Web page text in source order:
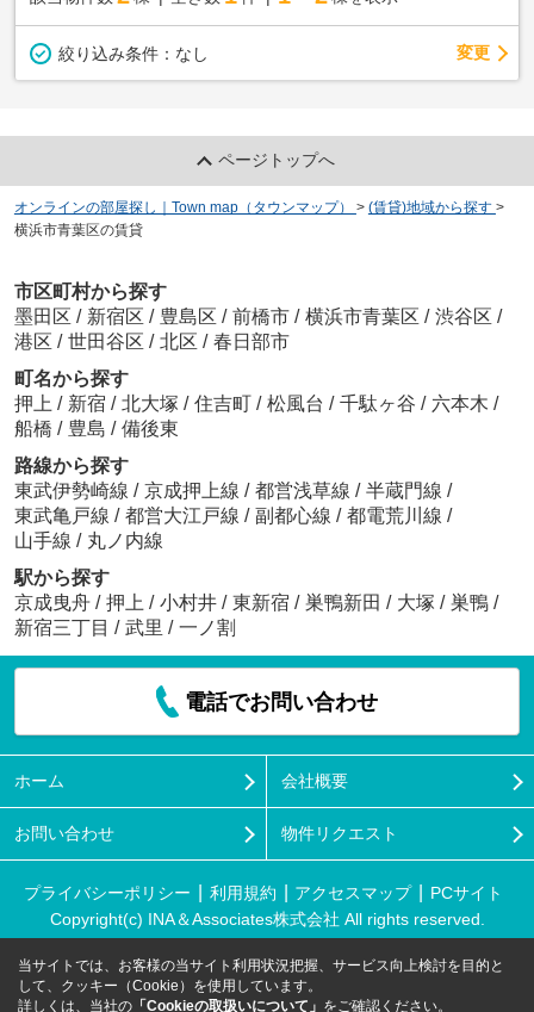
絞り込み条件： なし 変更
ページトップへ
オンラインの部屋探し｜Town map（タウンマップ） > (賃貸)地域から探す >
横浜市青葉区の賃貸
市区町村から探す
墨田区 / 新宿区 / 豊島区 / 前橋市 / 横浜市青葉区 / 渋谷区 /
港区 / 世田谷区 / 北区 / 春日部市
町名から探す
押上 / 新宿 / 北大塚 / 住吉町 / 松風台 / 千駄ヶ谷 / 六本木 /
船橋 / 豊島 / 備後東
路線から探す
東武伊勢崎線 / 京成押上線 / 都営浅草線 / 半蔵門線 /
東武亀戸線 / 都営大江戸線 / 副都心線 / 都電荒川線 /
山手線 / 丸ノ内線
駅から探す
京成曳舟 / 押上 / 小村井 / 東新宿 / 巣鴨新田 / 大塚 / 巣鴨 /
新宿三丁目 / 武里 / 一ノ割
電話でお問い合わせ
ホーム 会社概要
お問い合わせ 物件リクエスト
プライバシーポリシー 利用規約 アクセスマップ
PCサイト
Copyright(c) INA＆Associates株式会社 All rights reserved.
当サイトでは、お客様の当サイト利用状況把握、サービス向上検討を目的と
して、クッキー（Cookie）を使用しています。
詳しくは、当社の 「Cookieの取扱いについて」 をご確認ください。